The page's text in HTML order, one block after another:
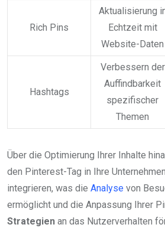
Rich Pins
Aktualisierung
Echtzeit mit
Website-Daten
Hashtags
Verbessern der
Auffindbarkeit
spezifischer
Themen
Über die Optimierung Ihrer Inhalte
den Pinterest-Tag in Ihre
integrieren, was die Analyse von
ermöglicht und die Anpassung Ihrer
Strategien an das Nutzerverhalten